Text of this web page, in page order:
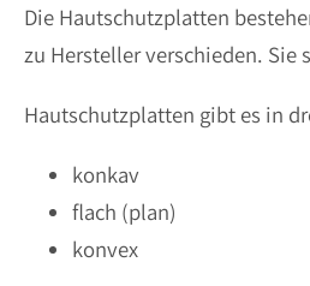
Die Hautschutzplatten
zu Hersteller verschieden. Sie
Hautschutzplatten gibt es in
konkav
flach (plan)
konvex